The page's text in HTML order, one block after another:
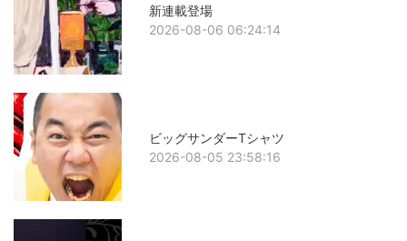
新連載登場
2026-08-06 06:24:14
ビッグサンダーTシャツ
2026-08-05 23:58:16